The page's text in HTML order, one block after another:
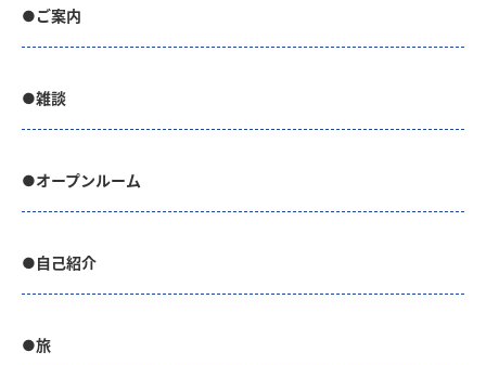
●ご案内
●雑談
●オープンルーム
●自己紹介
●旅